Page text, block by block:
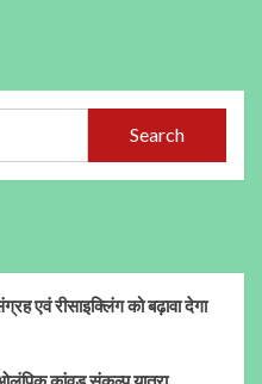
Search
एवं रीसाइक्लिंग को बढ़ावा देगा